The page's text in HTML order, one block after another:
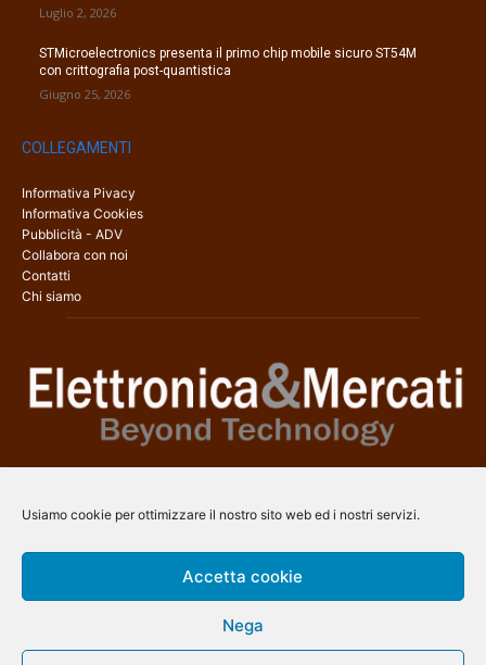
Usiamo cookie per ottimizzare il nostro sito web ed i nostri servizi.
Accetta cookie
Nega
Luglio 2, 2026
STMicroelectronics presenta il primo chip mobile sicuro ST54M
con crittografia post-quantistica
Giugno 25, 2026
COLLEGAMENTI
Informativa Pivacy
Informativa Cookies
Pubblicità - ADV
Collabora con noi
Contatti
Chi siamo
una copertura a 360° che coinvolge tecnologie, prodotti, mercati e
info@arscommunication.it
SEGUICI